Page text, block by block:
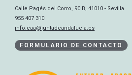
Calle Pagés del Corro, 90 B, 41010 - Sevilla
955 407 310
info.caa@juntadeandalucia.es
FORMULARIO DE CONTACTO